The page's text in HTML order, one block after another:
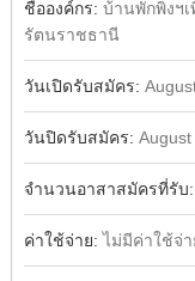
ชื่อองค์กร: บ้านพักพิงฯ
รัตนราชธานี
วันเปิดรับสมัคร:
วันปิดรับสมัคร:
จำนวนอาสาสมัครที่รับ:
ค่าใช้จ่าย:ไม่มีค่าใช้จ่า